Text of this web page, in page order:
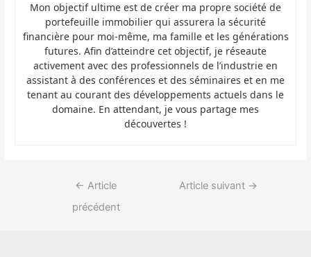
Mon objectif ultime est de créer ma propre société de
portefeuille immobilier qui assurera la sécurité
financière pour moi-même, ma famille et les générations
futures. Afin d’atteindre cet objectif, je réseaute
activement avec des professionnels de l’industrie en
assistant à des conférences et des séminaires et en me
tenant au courant des développements actuels dans le
domaine. En attendant, je vous partage mes
découvertes !
← Article
précédent
Article suivant →